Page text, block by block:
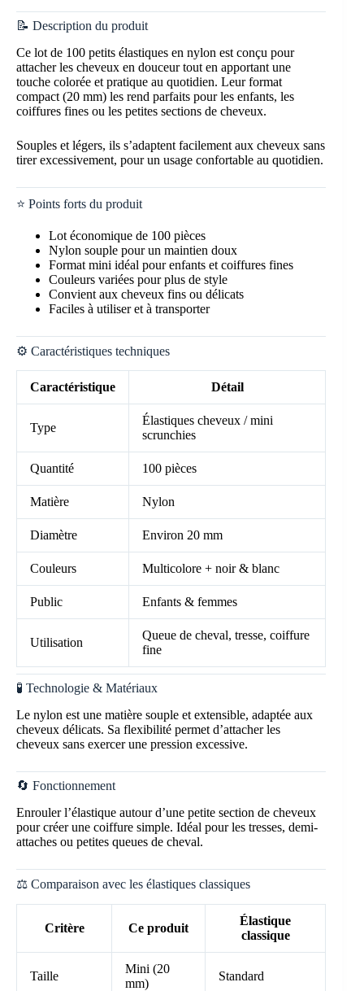
📝 Description du produit
Ce lot de 100 petits élastiques en nylon est conçu pour
attacher les cheveux en douceur tout en apportant une
touche colorée et pratique au quotidien. Leur format
compact (20 mm) les rend parfaits pour les enfants, les
coiffures fines ou les petites sections de cheveux.
Souples et légers, ils s’adaptent facilement aux cheveux sans
tirer excessivement, pour un usage confortable au quotidien.
⭐ Points forts du produit
Lot économique de 100 pièces
Nylon souple pour un maintien doux
Format mini idéal pour enfants et coiffures fines
Couleurs variées pour plus de style
Convient aux cheveux fins ou délicats
Faciles à utiliser et à transporter
⚙️ Caractéristiques techniques
Caractéristique Détail
Type
Élastiques cheveux / mini
scrunchies
Quantité 100 pièces
Matière Nylon
Diamètre Environ 20 mm
Couleurs Multicolore + noir & blanc
Public Enfants & femmes
Utilisation
Queue de cheval, tresse, coiffure
fine
🧪 Technologie & Matériaux
Le nylon est une matière souple et extensible, adaptée aux
cheveux délicats. Sa flexibilité permet d’attacher les
cheveux sans exercer une pression excessive.
🔄 Fonctionnement
Enrouler l’élastique autour d’une petite section de cheveux
pour créer une coiffure simple. Idéal pour les tresses, demi-
attaches ou petites queues de cheval.
⚖️ Comparaison avec les élastiques classiques
Critère Ce produit
Élastique
classique
Taille
Mini (20
mm)
Standard